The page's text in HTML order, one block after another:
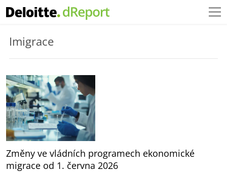
Imigrace
Změny ve vládních programech ekonomické
migrace od 1. června 2026